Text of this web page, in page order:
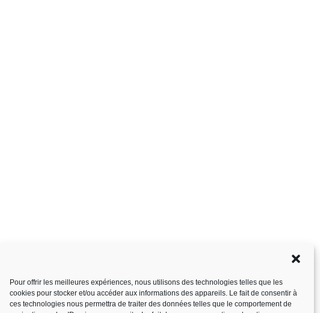
Pour offrir les meilleures expériences, nous utilisons des technologies telles que les
cookies pour stocker et/ou accéder aux informations des appareils. Le fait de consentir à
ces technologies nous permettra de traiter des données telles que le comportement de